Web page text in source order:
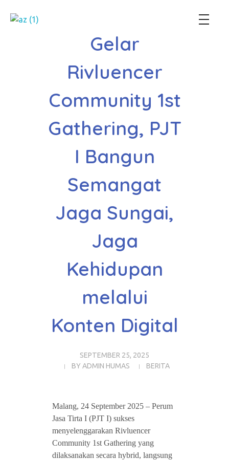
Gelar
Rivluencer
Community 1st
Gathering, PJT
I Bangun
Semangat
Jaga Sungai,
Jaga
Kehidupan
melalui
Konten Digital
SEPTEMBER 25, 2025
BY ADMIN HUMAS BERITA
Malang, 24 September 2025 – Perum
Jasa Tirta I (PJT I) sukses
menyelenggarakan Rivluencer
Community 1st Gathering yang
dilaksanakan secara hybrid, langsung